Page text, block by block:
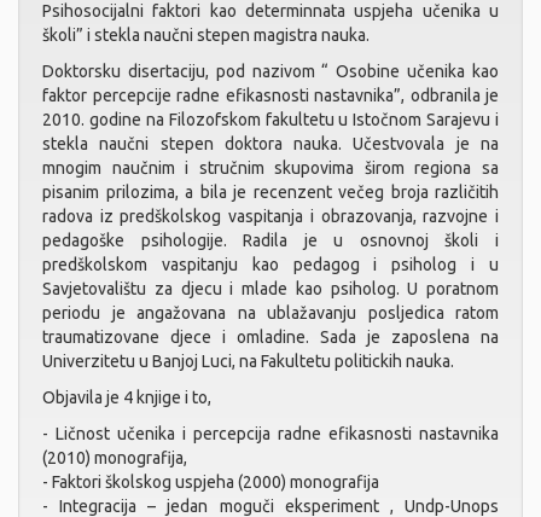
Psihosocijalni faktori kao determinnata uspjeha učenika u
školi” i stekla naučni stepen magistra nauka.
Doktorsku disertaciju, pod nazivom “ Osobine učenika kao
faktor percepcije radne efikasnosti nastavnika”, odbranila je
2010. godine na Filozofskom fakultetu u Istočnom Sarajevu i
stekla naučni stepen doktora nauka. Učestvovala je na
mnogim naučnim i stručnim skupovima širom regiona sa
pisanim prilozima, a bila je recenzent večeg broja različitih
radova iz predškolskog vaspitanja i obrazovanja, razvojne i
pedagoške psihologije. Radila je u osnovnoj školi i
predškolskom vaspitanju kao pedagog i psiholog i u
Savjetovalištu za djecu i mlade kao psiholog. U poratnom
periodu je angažovana na ublažavanju posljedica ratom
traumatizovane djece i omladine. Sada је zaposlena na
Univerzitetu u Banjoj Luci, na Fakultetu politickih nauka.
Оbjavila je 4 knjige i to,
- Ličnost učenika i percepcija radne efikasnosti nastavnika
(2010) monografija,
- Faktori školskog uspjeha (2000) monografija
- Integracija – jedan moguči eksperiment , Undp-Unops